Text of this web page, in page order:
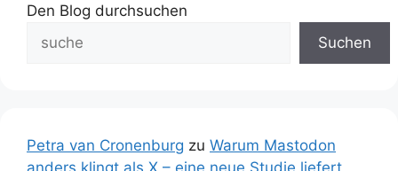
Den Blog durchsuchen
Suchen
Petra van Cronenburg zu Warum Mastodon
anders klingt als X – eine neue Studie liefert